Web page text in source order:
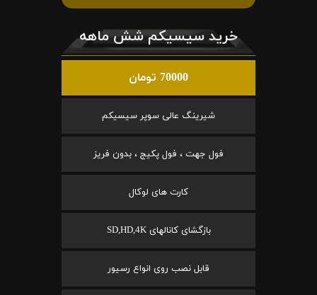
خرید سیسیکم شش ماهه
70000 تومان
شیرینگ عالی سوپر سیسیکم
فول جهت ، فول پکیج ، بدون فریز
کارت های لوکال
بازگشای کانالهای SD,HD,4K
قابل نصب روی انواع رسیور